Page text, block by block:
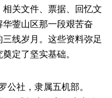
关文件、票据、回忆文
蓥山区那一段艰苦奋
线岁月。这些资料弥足
定了坚实基础。
社，隶属五机部。